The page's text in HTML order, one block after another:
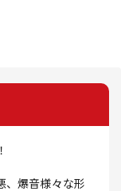
、爆音様々な形